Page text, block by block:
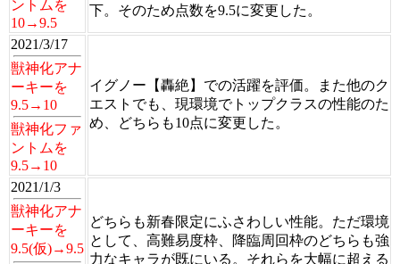
ントムを
10→9.5
下。そのため点数を9.5に変更した。
2021/3/17
獣神化アナ
ーキーを
9.5→10
獣神化ファ
ントムを
9.5→10
イグノー【轟絶】での活躍を評価。また他のク
エストでも、現環境でトップクラスの性能のた
め、どちらも10点に変更した。
2021/1/3
獣神化アナ
ーキーを
9.5(仮)→9.5
どちらも新春限定にふさわしい性能。ただ環境
として、高難易度枠、降臨周回枠のどちらも強
力なキャラが既にいる。それらを大幅に超える